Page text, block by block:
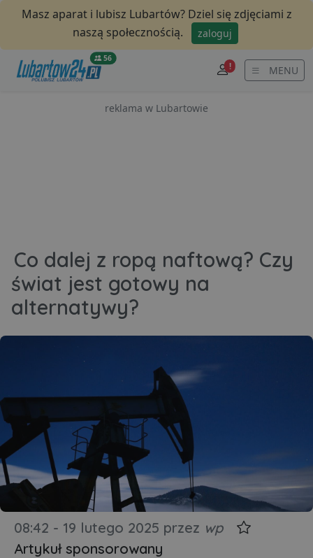
Masz aparat i lubisz Lubartów? Dziel się zdjęciami z
naszą społecznością.
zaloguj
56
! MENU
reklama w Lubartowie
Co dalej z ropą naftową? Czy
świat jest gotowy na
alternatywy?
08:42 - 19 lutego 2025 przez wp
Artykuł sponsorowany